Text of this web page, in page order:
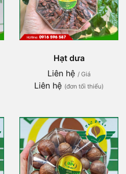
Hạt dưa
Liên hệ / Giá
Liên hệ (đơn tối thiểu)